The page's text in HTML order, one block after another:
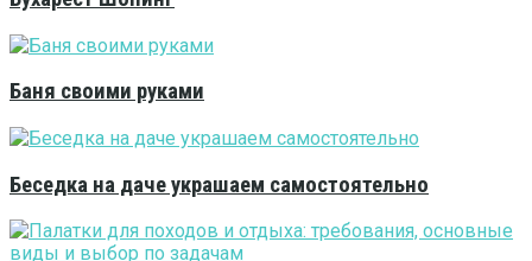
Баня своими руками
Беседка на даче украшаем самостоятельно